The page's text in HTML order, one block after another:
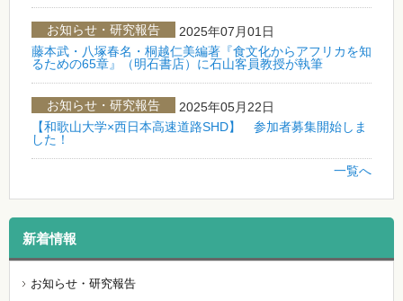
お知らせ・研究報告
2025年07月01日
藤本武・八塚春名・桐越仁美編著『食文化からアフリカを知
るための65章』（明石書店）に石山客員教授が執筆
お知らせ・研究報告
2025年05月22日
【和歌山大学×西日本高速道路SHD】 参加者募集開始しま
した！
一覧へ
新着情報
お知らせ・研究報告